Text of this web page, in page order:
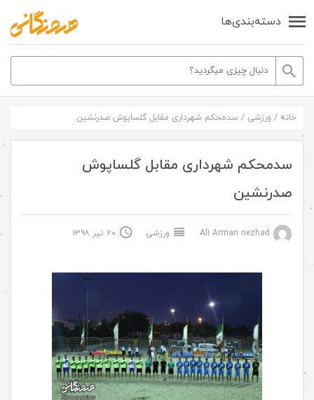
دسته‌بندی‌ها
خانه / ورزشی / سدمحکم شهرداری مقابل گلساپوش صدرنشین
سدمحکم شهرداری مقابل گلساپوش
صدرنشین
ورزشی ۲۰ تیر ۱۳۹۸